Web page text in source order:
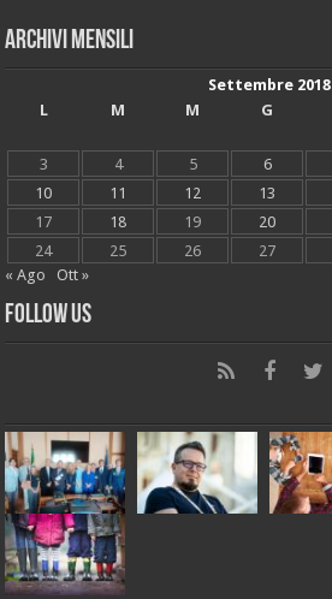
Archivi mensili
Settembre 2018
L
M M G
3
4 5 6
10
11 12 13
17
18 19 20
24
25 26 27
« Ago
Ott »
Follow Us